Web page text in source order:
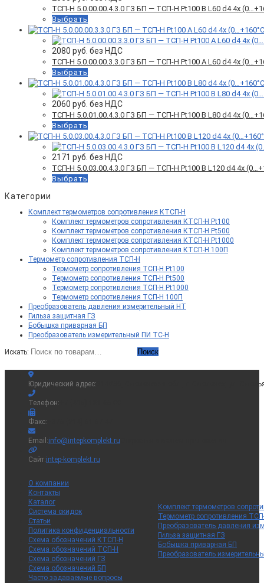
ТСП-Н 5.0.00.00.4.3.0 ГЗ БП — ТСП-Н Pt100 B L60 d4 4x
Выбрать
2080 руб. без НДС
ТСП-Н 5.0.00.00.3.3.0 ГЗ БП — ТСП-Н Pt100 A L60 d4 4x
Выбрать
2060 руб. без НДС
ТСП-Н 5.0.01.00.4.3.0 ГЗ БП — ТСП-Н Pt100 B L80 d4 4x
Выбрать
2171 руб. без НДС
ТСП-Н 5.0.03.00.4.3.0 ГЗ БП — ТСП-Н Pt100 B L120 d4 4x
Выбрать
Категории
Комплект термометров сопротивления КТСП-Н
Комплект термометров сопротивления КТСП-Н Pt100
Комплект термометров сопротивления КТСП-Н Pt500
Комплект термометров сопротивления КТСП-Н Pt1000
Комплект термометров сопротивления КТСП-Н 100П
Термометр сопротивления ТСП-Н
Термометр сопротивления ТСП-Н Pt100
Термометр сопротивления ТСП-Н Pt500
Термометр сопротивления ТСП-Н Pt1000
Термометр сопротивления ТСП-Н 100П
Преобразователь давления измерительный НТ
Гильза защитная ГЗ
Бобышка приварная БП
Преобразователь измерительный ПИ ТС-Н
Искать: Поиск
Юридический адрес: 214036, Смоленская обл., г. Смоленск, ул.
Телефон:
Факс:
Email:info@intepkomplekt.ru
Сайт:intep-komplekt.ru
О компании
Контакты
Каталог
Система скидок
Статьи
Политика конфиденциальности
Схема обозначений КТСП-Н
Схема обозначений ТСП-Н
Схема обозначений ГЗ
Схема обозначений БП
Часто задаваемые вопросы
Комплект термометров
Термометр сопротивления
Преобразователь давления
Гильза защитная ГЗ
Бобышка приварная БП
Преобразователь